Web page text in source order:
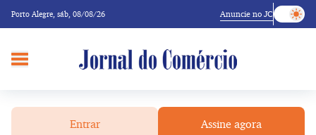
Porto Alegre, sáb, 08/08/26 Anuncie no JC
Entrar Assine agora